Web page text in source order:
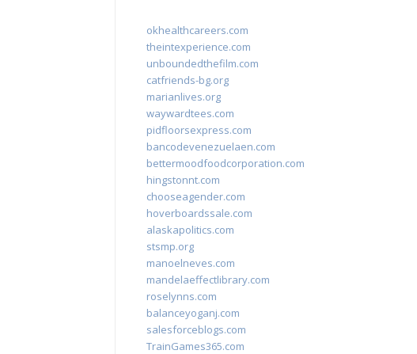
okhealthcareers.com
theintexperience.com
unboundedthefilm.com
catfriends-bg.org
marianlives.org
waywardtees.com
pidfloorsexpress.com
bancodevenezuelaen.com
bettermoodfoodcorporation.com
hingstonnt.com
chooseagender.com
hoverboardssale.com
alaskapolitics.com
stsmp.org
manoelneves.com
mandelaeffectlibrary.com
roselynns.com
balanceyoganj.com
salesforceblogs.com
TrainGames365.com